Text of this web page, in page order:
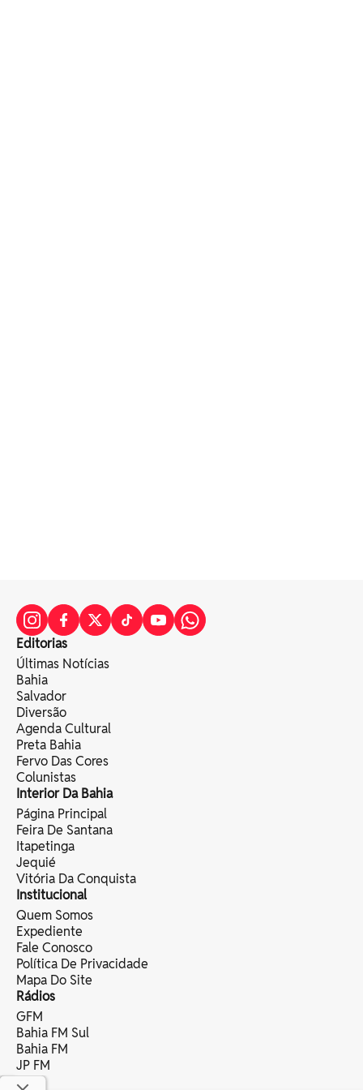
Editorias
Últimas Notícias
Bahia
Salvador
Diversão
Agenda Cultural
Preta Bahia
Fervo Das Cores
Colunistas
Interior Da Bahia
Página Principal
Feira De Santana
Itapetinga
Jequié
Vitória Da Conquista
Institucional
Quem Somos
Expediente
Fale Conosco
Política De Privacidade
Mapa Do Site
Rádios
GFM
Bahia FM Sul
Bahia FM
JP FM